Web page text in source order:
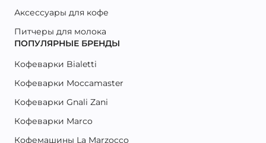
Аксессуары для кофе
Питчеры для молока
ПОПУЛЯРНЫЕ БРЕНДЫ
Кофеварки Bialetti
Кофеварки Moccamaster
Кофеварки Gnali Zani
Кофеварки Marco
Кофемашины La Marzocco